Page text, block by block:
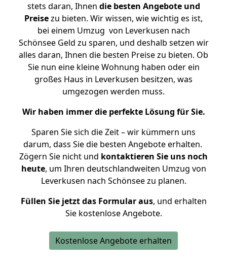
stets daran, Ihnen die besten Angebote und
Preisezu bieten. Wir wissen, wie wichtig es ist,
bei einem Umzug von Leverkusen nach
Schönsee Geld zu sparen, und deshalb setzen wir
alles daran, Ihnen die besten Preise zu bieten. Ob
Sie nun eine kleine Wohnung haben oder ein
großes Haus in Leverkusen besitzen, was
umgezogen werden muss.
Wir haben immer die perfekte Lösung für Sie.
Sparen Sie sich die Zeit – wir kümmern uns
darum, dass Sie die besten Angebote erhalten.
Zögern Sie nicht und kontaktieren Sie uns noch
heute, um Ihren deutschlandweiten Umzug von
Leverkusen nach Schönsee zu planen.
Füllen Sie jetzt das Formular aus, und erhalten
Sie kostenlose Angebote.
Kostenlose Angebote erhalten